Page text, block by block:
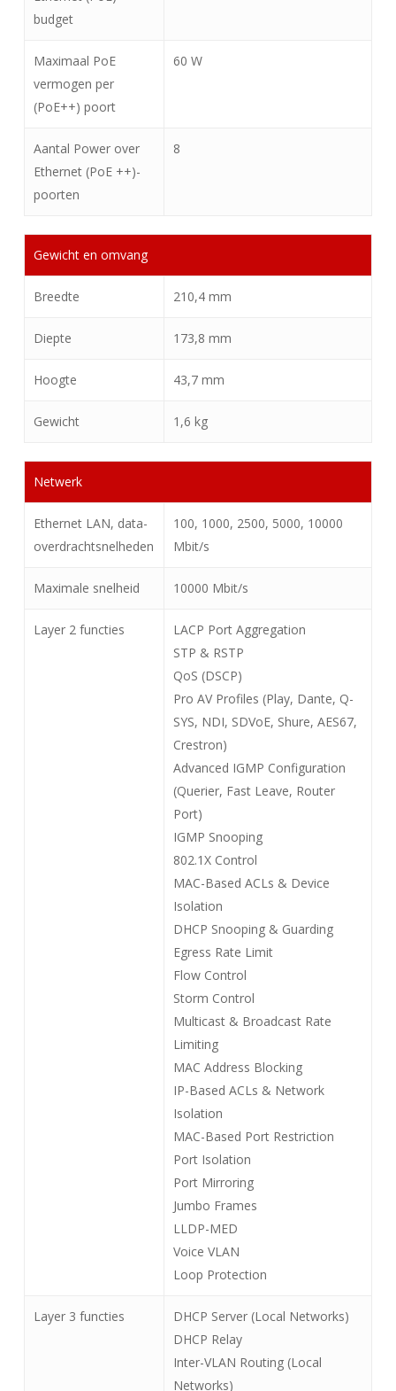
budget
Maximaal PoE
vermogen per
(PoE++) poort
60 W
Aantal Power over
Ethernet (PoE ++)-
poorten
8
Gewicht en omvang
Breedte 210,4 mm
Diepte 173,8 mm
Hoogte 43,7 mm
Gewicht 1,6 kg
Netwerk
Ethernet LAN, data-
overdrachtsnelheden
100, 1000, 2500, 5000, 10000
Mbit/s
Maximale snelheid 10000 Mbit/s
Layer 2 functies
LACP Port Aggregation
STP & RSTP
QoS (DSCP)
Pro AV Profiles (Play, Dante, Q-
SYS, NDI, SDVoE, Shure, AES67,
Crestron)
Advanced IGMP Configuration
(Querier, Fast Leave, Router
Port)
IGMP Snooping
802.1X Control
MAC-Based ACLs & Device
Isolation
DHCP Snooping & Guarding
Egress Rate Limit
Flow Control
Storm Control
Multicast & Broadcast Rate
Limiting
MAC Address Blocking
IP-Based ACLs & Network
Isolation
MAC-Based Port Restriction
Port Isolation
Port Mirroring
Jumbo Frames
LLDP-MED
Voice VLAN
Loop Protection
Layer 3 functies
DHCP Server (Local Networks)
DHCP Relay
Inter-VLAN Routing (Local
Networks)